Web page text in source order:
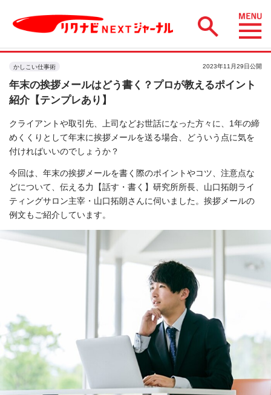
かしこい仕事術 2023年11月29日公開
年末の挨拶メールはどう書く？プロが教えるポイント
紹介【テンプレあり】
クライアントや取引先、上司などお世話になった方々に、1年の締
めくくりとして年末に挨拶メールを送る場合、どういう点に気を
付ければいいのでしょうか？
今回は、年末の挨拶メールを書く際のポイントやコツ、注意点な
どについて、伝える力【話す・書く】研究所所長、山口拓朗ライ
ティングサロン主宰・山口拓朗さんに伺いました。挨拶メールの
例文もご紹介しています。